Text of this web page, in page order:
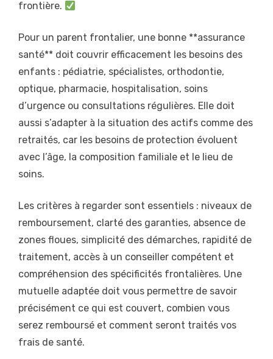
frontière.
Pour un parent frontalier, une bonne **assurance
santé** doit couvrir efficacement les besoins des
enfants : pédiatrie, spécialistes, orthodontie,
optique, pharmacie, hospitalisation, soins
d’urgence ou consultations régulières. Elle doit
aussi s’adapter à la situation des actifs comme des
retraités, car les besoins de protection évoluent
avec l’âge, la composition familiale et le lieu de
soins.
Les critères à regarder sont essentiels : niveaux de
remboursement, clarté des garanties, absence de
zones floues, simplicité des démarches, rapidité de
traitement, accès à un conseiller compétent et
compréhension des spécificités frontalières. Une
mutuelle adaptée doit vous permettre de savoir
précisément ce qui est couvert, combien vous
serez remboursé et comment seront traités vos
frais de santé.